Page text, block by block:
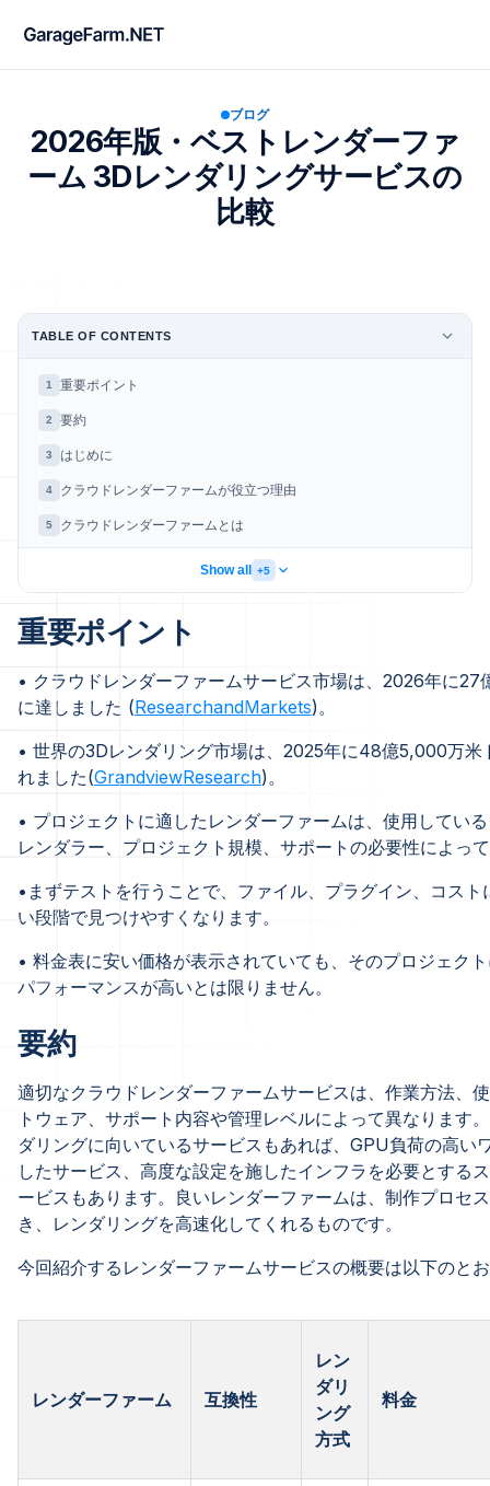
ブログ
2026年版・ベストレンダーファ
ーム 3Dレンダリングサービスの
比較
重要ポイント
• クラウドレンダーファームサービス市場は、2026年に
に達しました (ResearchandMarkets)。
• 世界の3Dレンダリング市場は、2025年に48億5,000万米
れました(GrandviewResearch)。
• プロジェクトに適したレンダーファームは、使用してい
レンダラー、プロジェクト規模、サポートの必要性によっ
•まずテストを行うことで、ファイル、プラグイン、コスト
い段階で見つけやすくなります。
• 料金表に安い価格が表示されていても、そのプロジェク
パフォーマンスが高いとは限りません。
要約
適切なクラウドレンダーファームサービスは、作業方法、
トウェア、サポート内容や管理レベルによって異なります
ダリングに向いているサービスもあれば、GPU負荷の高い
したサービス、高度な設定を施したインフラを必要とする
ービスもあります。良いレンダーファームは、制作プロセ
き、レンダリングを高速化してくれるものです。
今回紹介するレンダーファームサービスの概要は以下のと
レンダーファーム 互換性
レン
ダリ
ング
方式
料金
TABLE OF CONTENTS
1 重要ポイント
2 要約
3 はじめに
4 クラウドレンダーファームが役立つ理由
5 クラウドレンダーファームとは
Show all +5